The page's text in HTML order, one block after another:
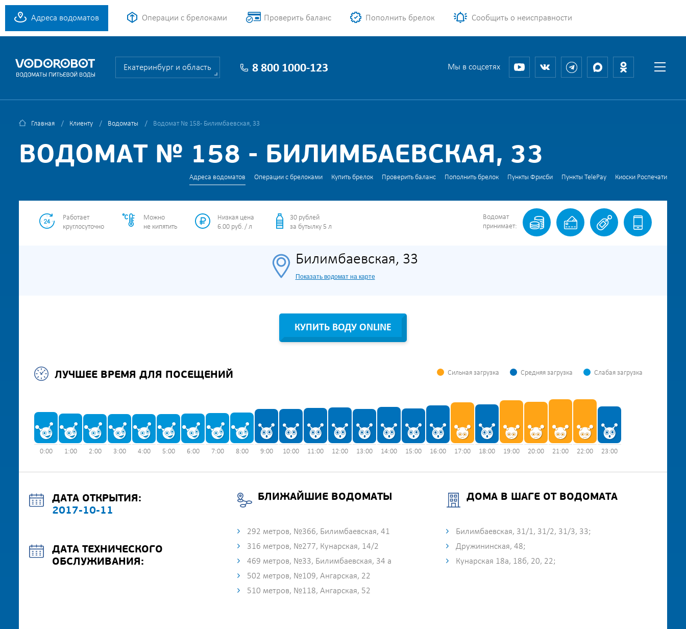
Адреса водоматов Операции с брелоками Проверить баланс Пополнить брелок Сообщить о неисправности
Екатеринбург и область 8 800 1000-123 Мы в соцсетях
Главная Клиенту Водоматы Водомат № 158 - Билимбаевская, 33
ВОДОМАТ № 158 - БИЛИМБАЕВСКАЯ, 33
Адреса водоматов Операции с брелоками Купить брелок Проверить баланс Пополнить брелок Пункты Фрисби Пункты TelePay Киоски Роспечати
Работает
круглосуточно
Можно
не кипятить
Низкая цена
6.00 руб. / л
30 рублей
за бутылку 5 л
Водомат
принимает:
Билимбаевская, 33
Показать водомат на карте
КУПИТЬ ВОДУ ONLINE
ЛУЧШЕЕ ВРЕМЯ ДЛЯ ПОСЕЩЕНИЙ Сильная загрузка Средняя загрузка Слабая загрузка
0:00 1:00 2:00 3:00 4:00 5:00 6:00 7:00 8:00 9:00 10:00 11:00 12:00 13:00 14:00 15:00 16:00 17:00 18:00 19:00 20:00 21:00 22:00 23:00
ДАТА ОТКРЫТИЯ:
2017-10-11
ДАТА ТЕХНИЧЕСКОГО
ОБСЛУЖИВАНИЯ:
БЛИЖАЙШИЕ ВОДОМАТЫ
292 метров, №366, Билимбаевская, 41
316 метров, №277, Кунарская, 14/2
469 метров, №33, Билимбаевская, 34 а
502 метров, №109, Ангарская, 22
510 метров, №118, Ангарская, 52
ДОМА В ШАГЕ ОТ ВОДОМАТА
Билимбаевская, 31/1, 31/2, 31/3, 33;
Дружининская, 48;
Кунарская 18а, 18б, 20, 22;